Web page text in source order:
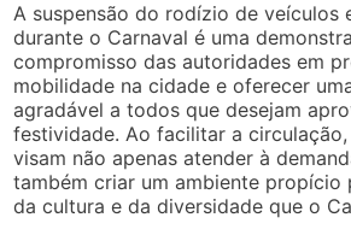
A suspensão do rodízio de veículos
durante o Carnaval é uma
compromisso das autoridades em
mobilidade na cidade e oferecer
agradável a todos que desejam
festividade. Ao facilitar a
visam não apenas atender à
também criar um ambiente propício
da cultura e da diversidade que o